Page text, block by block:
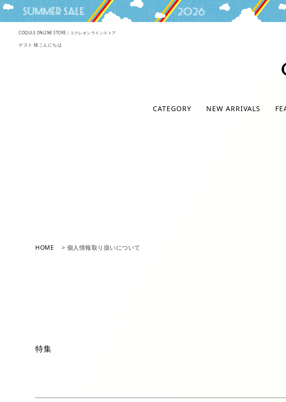
COQULE ONLINE STORE｜コクレオンラインストア
ゲスト 様こんにちは
CATEGORY NEW ARRIVALS
HOME 個人情報取り扱いについて
特集